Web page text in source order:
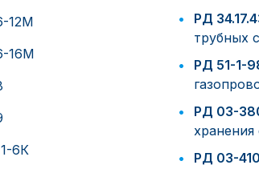
12М
16М
6К
РД
трубных
РД 51-1-
РД 03-
РД 03-